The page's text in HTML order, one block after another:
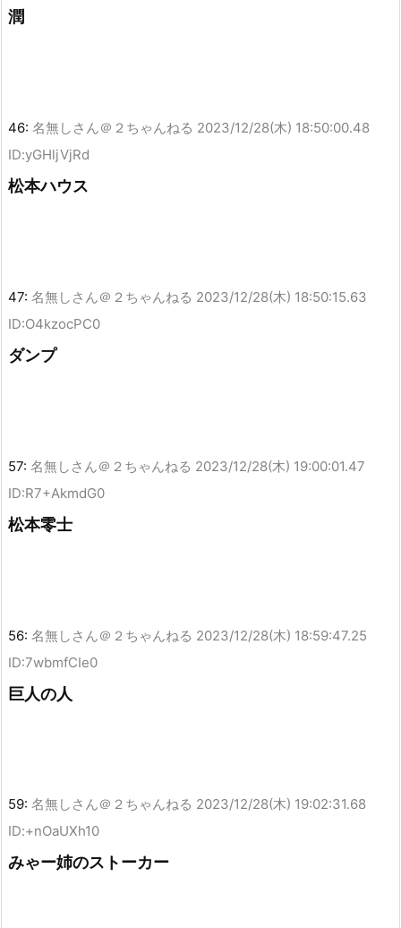
潤
46: 名無しさん＠２ちゃんねる 2023/12/28(木) 18:50:00.48
ID:yGHljVjRd
松本ハウス
47: 名無しさん＠２ちゃんねる 2023/12/28(木) 18:50:15.63
ID:O4kzocPC0
ダンプ
57: 名無しさん＠２ちゃんねる 2023/12/28(木) 19:00:01.47
ID:R7+AkmdG0
松本零士
56: 名無しさん＠２ちゃんねる 2023/12/28(木) 18:59:47.25
ID:7wbmfCIe0
巨人の人
59: 名無しさん＠２ちゃんねる 2023/12/28(木) 19:02:31.68
ID:+nOaUXh10
みゃー姉のストーカー